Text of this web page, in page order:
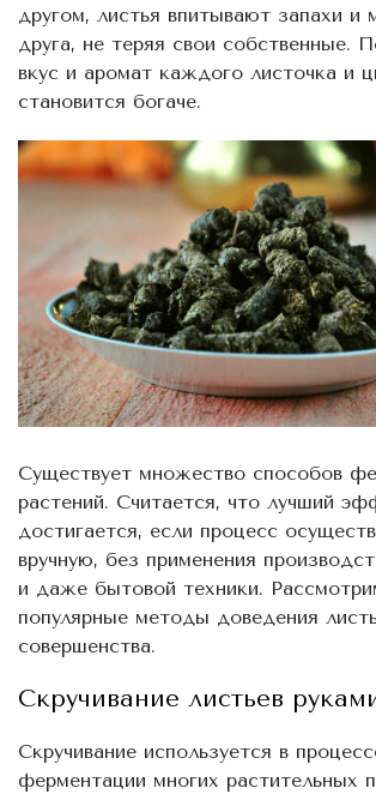
другом, листья впитывают запахи и
друга, не теряя свои собственные.
вкус и аромат каждого листочка и
становится богаче.
Существует множество способов
растений. Считается, что лучший
достигается, если процесс
вручную, без применения
и даже бытовой техники.
популярные методы доведения
совершенства.
Скручивание листьев
Скручивание используется в
ферментации многих растительных